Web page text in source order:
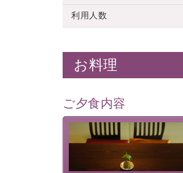
利用人数
お料理
ご夕食内容
夕食なしご夕食を追加され
場合は、二食付きのプラン
お選びくださいませ。